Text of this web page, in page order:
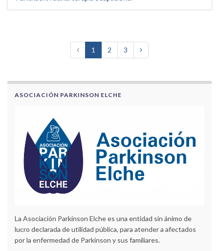
1 2 3
ASOCIACIÓN PARKINSON ELCHE
La Asociación Parkinson Elche es una entidad sin ánimo de
lucro declarada de utilidad pública, para atender a afectados
por la enfermedad de Parkinson y sus familiares.